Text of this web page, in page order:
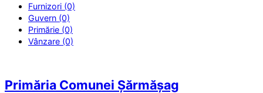
Furnizori (0)
Guvern (0)
Primărie (0)
Vânzare (0)
Primăria Comunei Șărmășag